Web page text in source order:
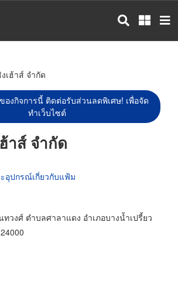
เฮ้าส์ จำกัด
องกิจการนี้ ติดต่อรับส่วนลดพิเศษ! เพื่อจัด
ทำเว็บไซต์
าส์ จำกัด
อุปกรณ์เกี่ยวกับแฟ้ม
วงศ์ ตำบลศาลาแดง อำเภอบางน้ำเปรี้ยว